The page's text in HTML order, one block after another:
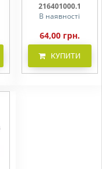
216401000.1
В наявності
64,00 грн.
КУПИТИ